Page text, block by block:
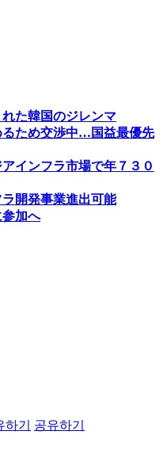
れた韓国のジレンマ
ため交渉中…国益最優先
インフラ市場で年７３０
開発事業進出可能
加へ
하기
공유하기